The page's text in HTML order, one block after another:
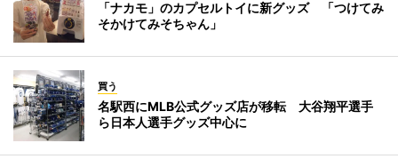
「ナカモ」のカプセルトイに新グッズ 「つけてみ
そかけてみそちゃん」
買う
名駅西にMLB公式グッズ店が移転 大谷翔平選手
ら日本人選手グッズ中心に